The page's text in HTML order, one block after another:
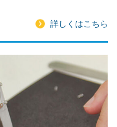
詳しくはこちら